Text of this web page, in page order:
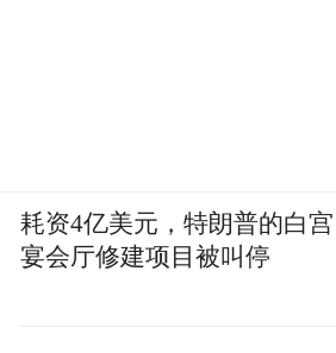
耗资4亿美元，特朗普的白宫
宴会厅修建项目被叫停